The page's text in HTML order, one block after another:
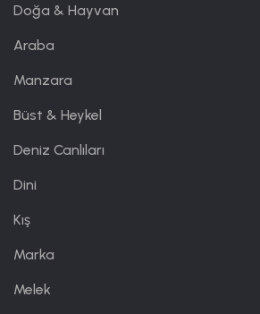
Doğa & Hayvan
Araba
Manzara
Büst & Heykel
Deniz Canlıları
Dini
Kış
Marka
Melek